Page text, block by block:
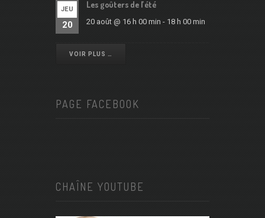
JEU
20
Les goûters de l’été
20 août @ 16 h 00 min - 18 h 00 min
VOIR PLUS …
PAGE FACEBOOK
CHAÎNE YOUTUBE